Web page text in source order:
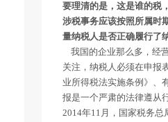
要理清的是，这是谁的税
涉税事务应该按照所属时
量纳税人是否正确履行了
我国的企业那么多，经
关注，纳税人必须在申报
业所得税法实施条例》、
报是一个严肃的法律遵从
2014年11 月，国家税务总